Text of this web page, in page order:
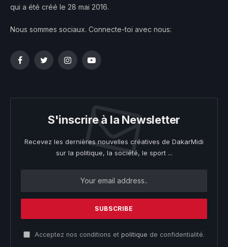
qui a été créé le 28 mai 2016.
Nous sommes sociaux. Connecte-toi avec nous:
FacebookTwitterInstagramYouTube
S'inscrire à la Newsletter
Recevez les dernières nouvelles créatives de DakarMidi
sur la politique, la société, le sport ...
Acceptez nos conditions et politique de confidentialité.